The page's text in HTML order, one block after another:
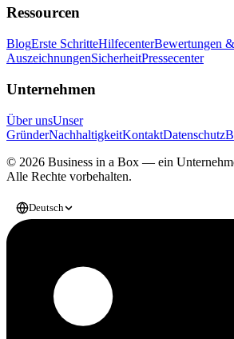
Ressourcen
BlogErste SchritteHilfecenterBewertungen &
AuszeichnungenSicherheitPressecenter
Unternehmen
Über unsUnser
GründerNachhaltigkeitKontaktDatenschutz
© 2026 Business in a Box — ein
Alle Rechte vorbehalten.
Deutsch